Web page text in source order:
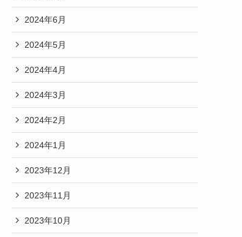
2024年6月
2024年5月
2024年4月
2024年3月
2024年2月
2024年1月
2023年12月
2023年11月
2023年10月